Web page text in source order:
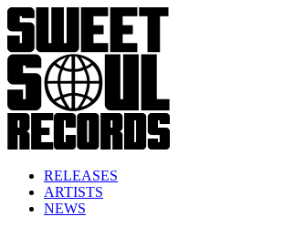
RELEASES
ARTISTS
NEWS